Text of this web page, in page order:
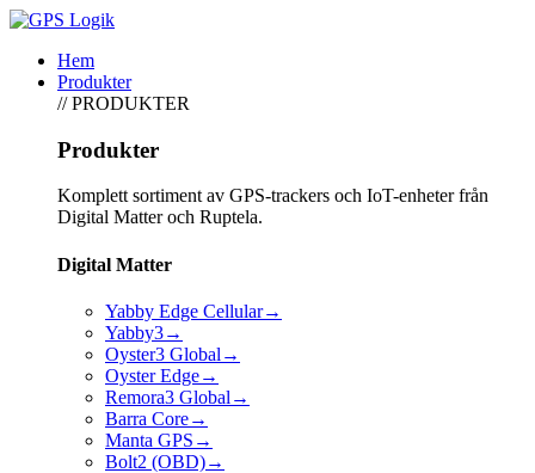
Hem
Produkter
// PRODUKTER
Produkter
Komplett sortiment av GPS-trackers och IoT-enheter från
Digital Matter och Ruptela.
Digital Matter
Yabby Edge Cellular→
Yabby3→
Oyster3 Global →
Oyster Edge→
Remora3 Global →
Barra Core→
Manta GPS →
Bolt2 (OBD)→